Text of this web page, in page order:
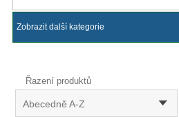
Zobrazit další kategorie
Řazení produktů
Abecedně A-Z